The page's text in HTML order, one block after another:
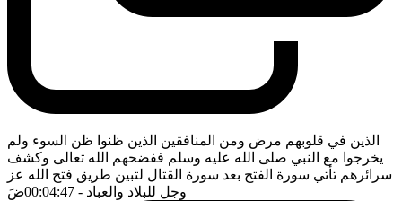
الذين في قلوبهم مرض ومن المنافقين الذين ظنوا ظن السوء ولم
يخرجوا مع النبي صلى الله عليه وسلم ففضحهم الله تعالى وكشف
سرائرهم تأتي سورة الفتح بعد سورة القتال لتبين طريق فتح الله عز
وجل للبلاد والعباد - 00:04:47 ضَ